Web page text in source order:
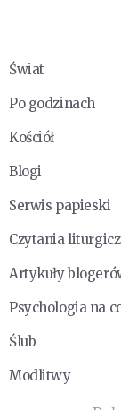
Świat
Po godzinach
Kościół
Blogi
Serwis papieski
Czytania
Artykuły
Psychologia na
Ślub
Modlitwy